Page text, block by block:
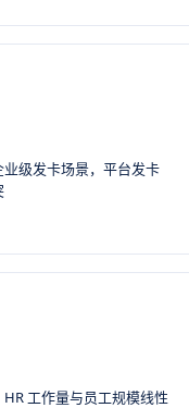
级发卡场景，平台发卡
工作量与员工规模线性